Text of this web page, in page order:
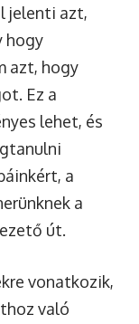
jelenti azt,
hogy
azt, hogy
Ez a
lehet, és
a
a
út.
vonatkozik,
való